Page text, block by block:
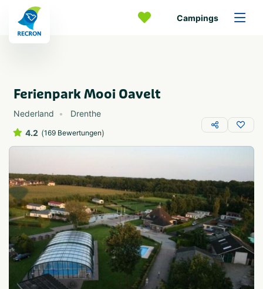
Campings
Ferienpark Mooi Oavelt
Nederland
Drenthe
4.2 (169 Bewertungen)